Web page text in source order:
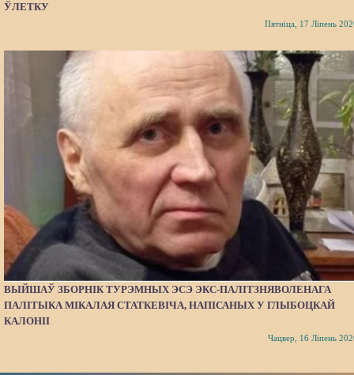
ЎЛЕТКУ
Пятніца, 17 Ліпень
ВЫЙШАЎ ЗБОРНІК ТУРЭМНЫХ ЭСЭ ЭКС-ПАЛІТЗНЯВОЛЕНАГА
ПАЛІТЫКА МІКАЛАЯ СТАТКЕВІЧА, НАПІСАНЫХ У ГЛЫБОЦКАЙ
КАЛОНІІ
Чацвер, 16 Ліпень